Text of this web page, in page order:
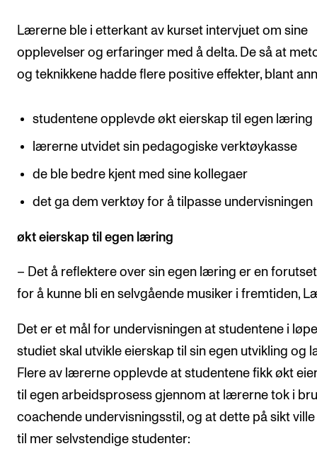
Lærerne ble i etterkant av kurset intervjuet om sine
opplevelser og erfaringer med å delta. De så at
og teknikkene hadde flere positive effekter, blant
studentene opplevde økt eierskap til egen læring
lærerne utvidet sin pedagogiske verktøykasse
de ble bedre kjent med sine kollegaer
det ga dem verktøy for å tilpasse undervisningen
økt eierskap til egen læring
– Det å reflektere over sin egen læring er en
for å kunne bli en selvgående musiker i fremtiden,
Det er et mål for undervisningen at studentene i
studiet skal utvikle eierskap til sin egen utvikling og
Flere av lærerne opplevde at studentene fikk økt
til egen arbeidsprosess gjennom at lærerne tok i
coachende undervisningsstil, og at dette på sikt
til mer selvstendige studenter: